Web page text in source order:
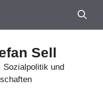
Sell
Sozialpolitik und